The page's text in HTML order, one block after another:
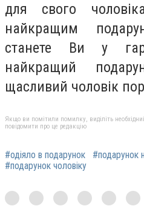
для свого
найкращим
станете Ви у
найкращий
щасливий чоловік
Якщо ви помітили помилку, виділіть
повідомити про це редакцію
#одіяло в подарунок
#подарунок
#подарунок чоловіку